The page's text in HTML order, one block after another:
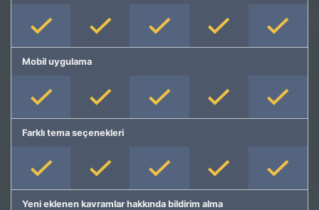
Mobil uygulama
Farklı tema seçenekleri
Yeni eklenen kavramlar hakkında bildirim alma